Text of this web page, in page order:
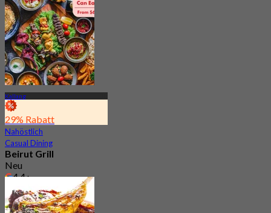
Kallang
29% Rabatt
Nahöstlich
Casual Dining
Beirut Grill
Neu
4.4
AusS$ 49.5